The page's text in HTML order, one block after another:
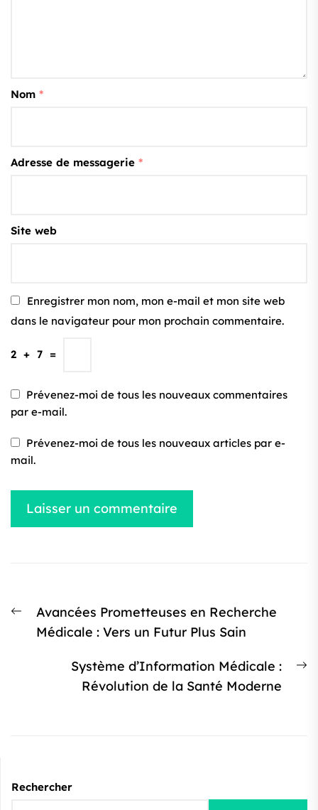
Nom *
Adresse de messagerie *
Site web
Enregistrer mon nom, mon e-mail et mon site web
dans le navigateur pour mon prochain commentaire.
2 + 7 =
Prévenez-moi de tous les nouveaux commentaires
par e-mail.
Prévenez-moi de tous les nouveaux articles par e-
mail.
de
l’article
Article
précédent
Avancées Prometteuses en Recherche
Médicale : Vers un Futur Plus Sain
Système d’Information Médicale :
Révolution de la Santé Moderne
Rechercher